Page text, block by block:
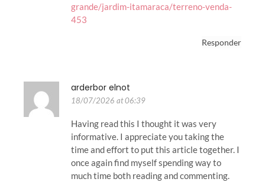
grande/jardim-itamaraca/terreno-venda-
453
Responder
arderbor elnot
18/07/2026 at 06:39
Having read this I thought it was very
informative. I appreciate you taking the
time and effort to put this article together. I
once again find myself spending way to
much time both reading and commenting.